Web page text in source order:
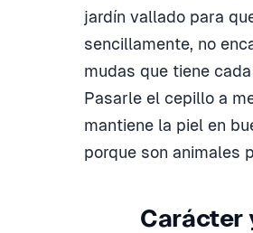
jardín vallado para
sencillamente, no
mudas que tiene
Pasarle el cepillo a
mantiene la piel en
porque son animales
Carácter